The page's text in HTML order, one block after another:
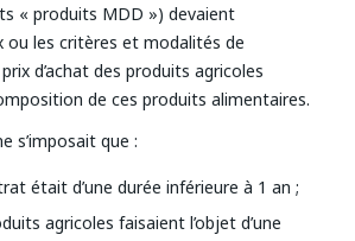
« produits MDD ») devaient
ou les critères et modalités de
d’achat des produits agricoles
de ces produits alimentaires.
s’imposait que :
était d’une durée inférieure à 1 an ;
agricoles faisaient l’objet d’une